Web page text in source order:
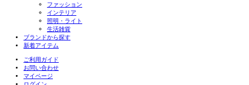
ファッション
インテリア
照明・ライト
生活雑貨
ブランドから探す
新着アイテム
ご利用ガイド
お問い合わせ
マイページ